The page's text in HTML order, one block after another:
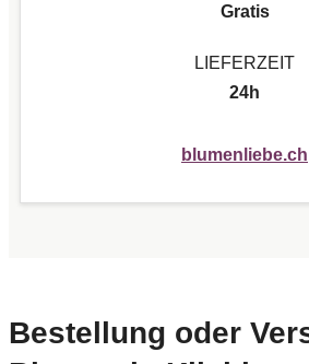
Gratis
LIEFERZEIT
24h
blumenliebe.ch
Bestellung oder